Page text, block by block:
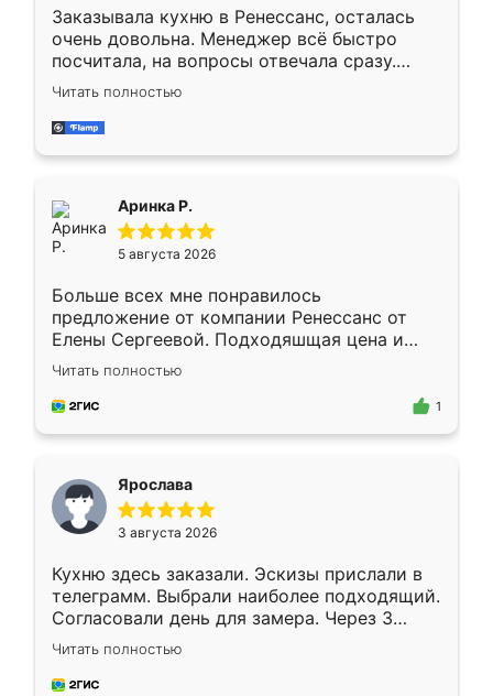
Заказывала кухню в Ренессанс, осталась
очень довольна. Менеджер всё быстро
посчитала, на вопросы отвечала сразу.
Замерщик приехал в субботу, подошёл к
делу со всей ответственностью. Собрали
за день, ребята работали аккуратно, даже
Читать полностью
Аринка Р.
5 августа 2026
Больше всех мне понравилось
предложение от компании Ренессанс от
Елены Сергеевой. Подходяшщая цена и
короткие сроки изготовления. Приехавший
для замера сотрудник Владислав
предложил по моему эскизу самый
Читать полностью
1
Ярослава
3 августа 2026
Кухню здесь заказали. Эскизы прислали в
телеграмм. Выбрали наиболее подходящий.
Согласовали день для замера. Через 3
недели кухня была уже готова. Остались
довольны работой. Спасибо Ренессанс
мебель за качественную работу!
Читать полностью